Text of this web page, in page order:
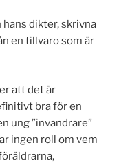
hans dikter, skrivna
en tillvaro som är
att det är
bra för en
ung ”invandrare”
ingen roll om vem